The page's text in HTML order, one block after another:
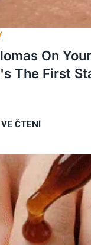
On
The First